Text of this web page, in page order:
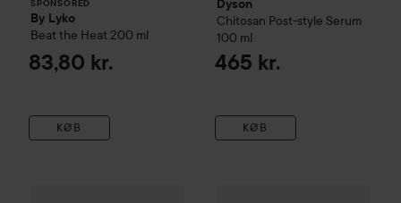
SPONSORED
By Lyko
Beat the Heat 200 ml
83,80 kr.
KØB
Dyson
Chitosan Post-style Serum
100 ml
465 kr.
KØB